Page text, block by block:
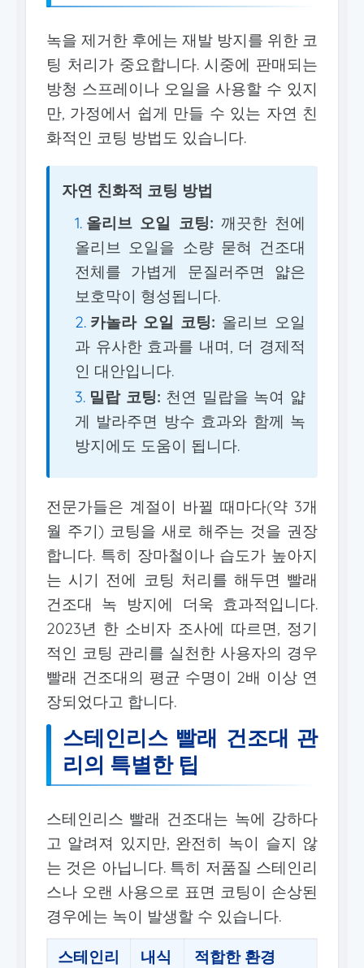
녹을 제거한 후에는 재발 방지를 위한 코
팅 처리가 중요합니다. 시중에 판매되는
방청 스프레이나 오일을 사용할 수 있지
만, 가정에서 쉽게 만들 수 있는 자연 친
화적인 코팅 방법도 있습니다.
자연 친화적 코팅 방법
올리브 오일 코팅: 깨끗한 천에
올리브 오일을 소량 묻혀 건조대
전체를 가볍게 문질러주면 얇은
보호막이 형성됩니다.
카놀라 오일 코팅: 올리브 오일
과 유사한 효과를 내며, 더 경제적
인 대안입니다.
밀랍 코팅: 천연 밀랍을 녹여 얇
게 발라주면 방수 효과와 함께 녹
방지에도 도움이 됩니다.
전문가들은 계절이 바뀔 때마다(약 3개
월 주기) 코팅을 새로 해주는 것을 권장
합니다. 특히 장마철이나 습도가 높아지
는 시기 전에 코팅 처리를 해두면 빨래
건조대 녹 방지에 더욱 효과적입니다.
2023년 한 소비자 조사에 따르면, 정기
적인 코팅 관리를 실천한 사용자의 경우
빨래 건조대의 평균 수명이 2배 이상 연
장되었다고 합니다.
스테인리스 빨래 건조대 관
리의 특별한 팁
스테인리스 빨래 건조대는 녹에 강하다
고 알려져 있지만, 완전히 녹이 슬지 않
는 것은 아닙니다. 특히 저품질 스테인리
스나 오랜 사용으로 표면 코팅이 손상된
경우에는 녹이 발생할 수 있습니다.
스테인리
내식
적합한 환경